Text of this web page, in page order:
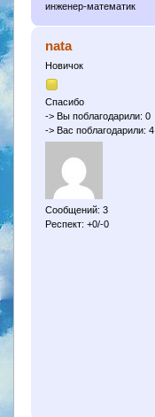
инженер-математик
nata
Новичок
Спасибо
-> Вы поблагодарили: 0
-> Вас поблагодарили: 4
Сообщений: 3
Респект: +0/-0